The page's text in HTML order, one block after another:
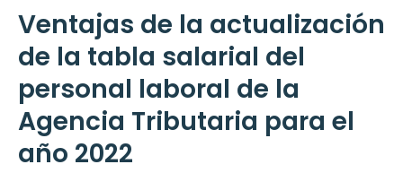
Ventajas de la actualización
de la tabla salarial del
personal laboral de la
Agencia Tributaria para el
año 2022